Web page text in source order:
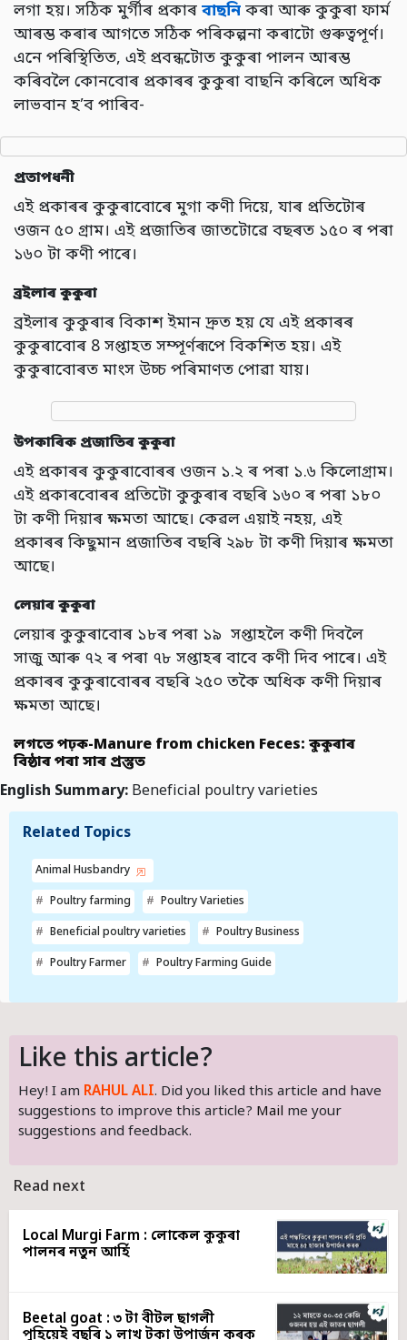
লগা হয়। সঠিক মুৰ্গীৰ প্ৰকাৰ বাছনি কৰা আৰু কুকুৰা ফাৰ্ম
আৰম্ভ কৰাৰ আগতে সঠিক পৰিকল্পনা কৰাটো গুৰুত্বপূৰ্ণ।
এনে পৰিস্থিতিত, এই প্ৰবন্ধটোত কুকুৰা পালন আৰম্ভ
কৰিবলৈ কোনবোৰ প্ৰকাৰৰ কুকুৰা বাছনি কৰিলে অধিক
লাভবান হ’ব পাৰিব-
প্ৰতাপধনী
এই প্ৰকাৰৰ কুকুৰাবোৰে মুগা কণী দিয়ে, যাৰ প্ৰতিটোৰ
ওজন ৫০ গ্ৰাম। এই প্ৰজাতিৰ জাতটোৱে বছৰত ১৫০ ৰ পৰা
১৬০ টা কণী পাৰে।
ব্ৰইলাৰ কুকুৰা
ব্ৰইলাৰ কুকুৰাৰ বিকাশ ইমান দ্ৰুত হয় যে এই প্ৰকাৰৰ
কুকুৰাবোৰ 8 সপ্তাহত সম্পূৰ্ণৰূপে বিকশিত হয়। এই
কুকুৰাবোৰত মাংস উচ্চ পৰিমাণত পোৱা যায়।
উপকাৰিক প্ৰজাতিৰকুকুৰা
এই প্ৰকাৰৰ কুকুৰাবোৰৰ ওজন ১.২ ৰ পৰা ১.৬ কিলোগ্ৰাম।
এই প্ৰকাৰবোৰৰ প্ৰতিটো কুকুৰাৰ বছৰি ১৬০ ৰ পৰা ১৮০
টা কণী দিয়াৰ ক্ষমতা আছে। কেৱল এয়াই নহয়, এই
প্ৰকাৰৰ কিছুমান প্ৰজাতিৰ বছৰি ২৯৮ টা কণী দিয়াৰ ক্ষমতা
আছে।
লেয়াৰ কুকুৰা
লেয়াৰ কুকুৰাবোৰ ১৮ৰ পৰা ১৯ সপ্তাহলৈ কণী দিবলৈ
সাজু আৰু ৭২ ৰ পৰা ৭৮ সপ্তাহৰ বাবে কণী দিব পাৰে। এই
প্ৰকাৰৰ কুকুৰাবোৰৰ বছৰি ২৫০ তকৈ অধিক কণী দিয়াৰ
ক্ষমতা আছে।
লগতে পঢ়ক-Manure from chicken Feces: কুকুৰাৰ
বিষ্ঠাৰ পৰা সাৰ প্ৰস্তুত
English Summary: Beneficial poultry varieties
Related Topics
Animal Husbandry
Poultry farming Poultry Varieties
Beneficial poultry varieties Poultry Business
Poultry Farmer Poultry Farming Guide
Like this article?
Hey! I am RAHUL ALI. Did you liked this article and have
suggestions to improve this article? Mail me your
suggestions and feedback.
Read next
Local Murgi Farm : লোকেল কুকুৰা
পালনৰ নতুন আৰ্হি
Beetal goat : ৩ টা বীটল ছাগলী
পুহিয়েই বছৰি ১ লাখ টকা উপাৰ্জন কৰক